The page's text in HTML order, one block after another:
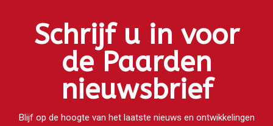
Schrijf u in voor
de Paarden
nieuwsbrief
Blijf op de hoogte van het laatste nieuws en ontwikkelingen